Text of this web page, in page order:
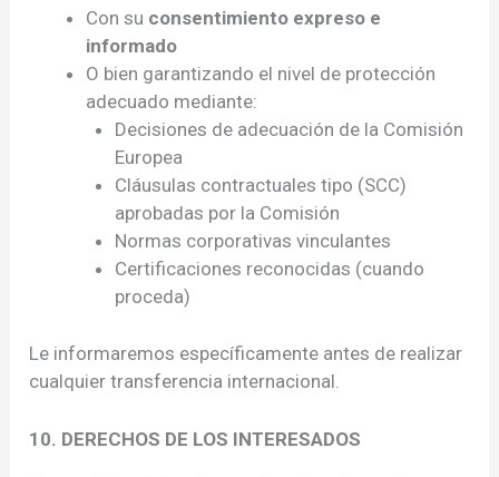
Con su consentimiento expreso e
informado
O bien garantizando el nivel de protección
adecuado mediante:
Decisiones de adecuación de la Comisión
Europea
Cláusulas contractuales tipo (SCC)
aprobadas por la Comisión
Normas corporativas vinculantes
Certificaciones reconocidas (cuando
proceda)
Le informaremos específicamente antes de realizar
cualquier transferencia internacional.
10. DERECHOS DE LOS INTERESADOS